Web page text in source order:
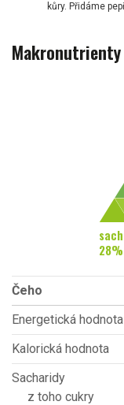
kůry. Přidáme
Makronutrienty
28%
Čeho
Energetická hodnota
Kalorická hodnota
Sacharidy
z toho cukry